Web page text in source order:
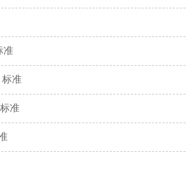
准
标准
准